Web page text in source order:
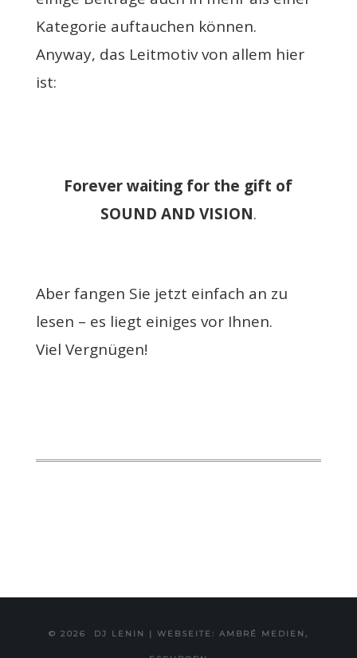
Kategorie auftauchen können.
Anyway, das Leitmotiv von allem hier
ist:
Forever waiting for the gift of
SOUND AND VISION.
Aber fangen Sie jetzt einfach an zu
lesen – es liegt einiges vor Ihnen.
Viel Vergnügen!
© 2026 DJ LENIN | WEBSEITE: AMBRÉ MEDIEN,